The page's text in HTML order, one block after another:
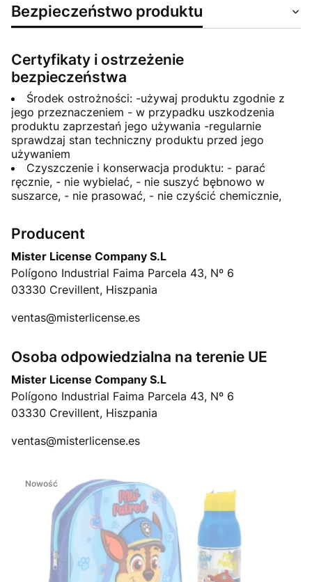
Bezpieczeństwo produktu
Certyfikaty i ostrzeżenie
bezpieczeństwa
Środek ostrożności: -używaj produktu zgodnie z
jego przeznaczeniem - w przypadku uszkodzenia
produktu zaprzestań jego używania -regularnie
sprawdzaj stan techniczny produktu przed jego
używaniem
Czyszczenie i konserwacja produktu: - parać
ręcznie, - nie wybielać, - nie suszyć bębnowo w
suszarce, - nie prasować, - nie czyścić chemicznie,
Producent
Mister License Company S.L
Polígono Industrial Faima Parcela 43, Nº 6
03330 Crevillent, Hiszpania
ventas@misterlicense.es
Osoba odpowiedzialna na terenie UE
Mister License Company S.L
Polígono Industrial Faima Parcela 43, Nº 6
03330 Crevillent, Hiszpania
ventas@misterlicense.es
Nowość